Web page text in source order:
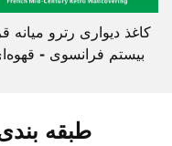
کاغذ دیواری رترو میانه
بیستم فرانسوی -
دکوراسیون دیواری برای
خواب
طبقه